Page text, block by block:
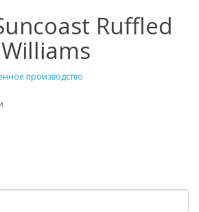
Ruffled
производство